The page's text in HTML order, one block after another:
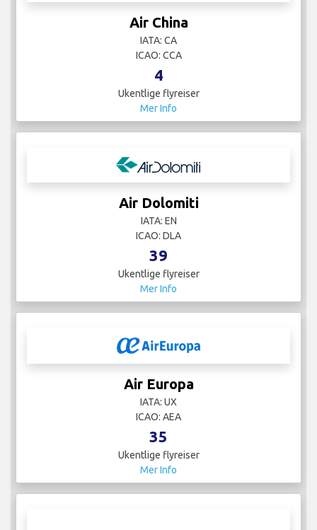
Air China
IATA: CA
ICAO: CCA
4
Ukentlige flyreiser
Mer Info
Air Dolomiti
IATA: EN
ICAO: DLA
39
Ukentlige flyreiser
Mer Info
Air Europa
IATA: UX
ICAO: AEA
35
Ukentlige flyreiser
Mer Info